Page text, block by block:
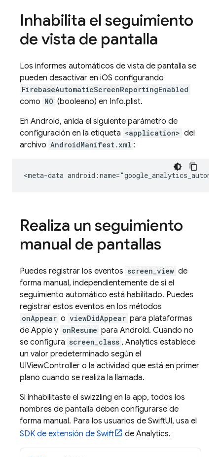
Inhabilita el seguimiento
de vista de pantalla
Los informes automáticos de vista de pantalla se
pueden desactivar en iOS configurando
FirebaseAutomaticScreenReportingEnabled
como NO (booleano) en Info.plist.
En Android, anida el siguiente parámetro de
configuración en la etiqueta <application> del
archivo AndroidManifest.xml :
<meta-data
Realiza un seguimiento
manual de pantallas
Puedes registrar los eventos screen_view de
forma manual, independientemente de si el
seguimiento automático está habilitado. Puedes
registrar estos eventos en los métodos
onAppear o viewDidAppear para plataformas
de Apple y onResume para Android. Cuando no
se configura screen_class , Analytics establece
un valor predeterminado según el
UIViewController o la actividad que está en primer
plano cuando se realiza la llamada.
Si inhabilitaste el swizzling en la app, todos los
nombres de pantalla deben configurarse de
forma manual. Para los usuarios de SwiftUI, usa el
SDK de extensión de Swift
de Analytics.